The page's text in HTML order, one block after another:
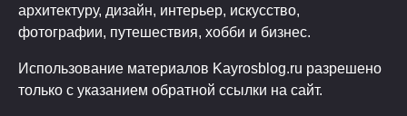
архитектуру, дизайн, интерьер, искусство,
фотографии, путешествия, хобби и бизнес.
Использование материалов Kayrosblog.ru разрешено
только с указанием обратной ссылки на сайт.